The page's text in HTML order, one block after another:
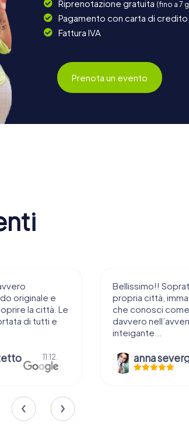
Riprenotazione gratuita (fino a 7
Pagamento con carta di
Fattura IVA
Prenota un evento
originale e
la città. Le
di tutti e
11.12.
Bellissimo!!
propria città,
che conosci
davvero
inteigante...